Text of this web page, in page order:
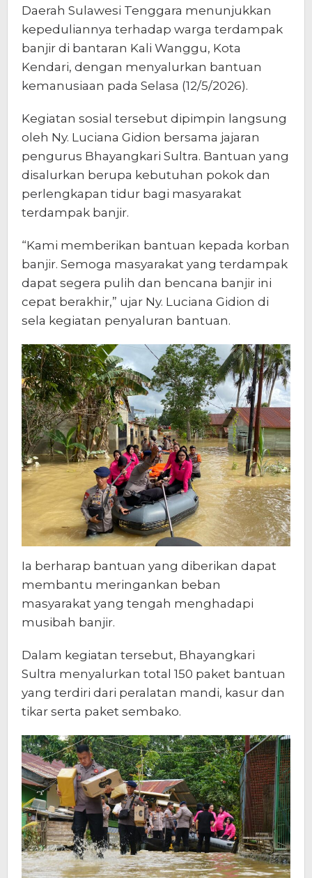
Daerah Sulawesi Tenggara menunjukkan
kepeduliannya terhadap warga terdampak
banjir di bantaran Kali Wanggu, Kota
Kendari, dengan menyalurkan bantuan
kemanusiaan pada Selasa (12/5/2026).
Kegiatan sosial tersebut dipimpin langsung
oleh Ny. Luciana Gidion bersama jajaran
pengurus Bhayangkari Sultra. Bantuan yang
disalurkan berupa kebutuhan pokok dan
perlengkapan tidur bagi masyarakat
terdampak banjir.
“Kami memberikan bantuan kepada korban
banjir. Semoga masyarakat yang terdampak
dapat segera pulih dan bencana banjir ini
cepat berakhir,” ujar Ny. Luciana Gidion di
sela kegiatan penyaluran bantuan.
Ia berharap bantuan yang diberikan dapat
membantu meringankan beban
masyarakat yang tengah menghadapi
musibah banjir.
Dalam kegiatan tersebut, Bhayangkari
Sultra menyalurkan total 150 paket bantuan
yang terdiri dari peralatan mandi, kasur dan
tikar serta paket sembako.